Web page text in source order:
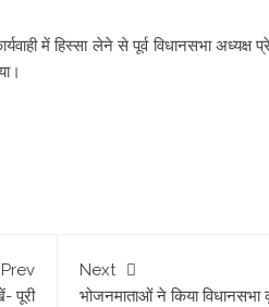
में हिस्सा लेने से पूर्व विधानसभा
Prev
पूरी
Next
भोजनमाताओं ने किया विधानसभा